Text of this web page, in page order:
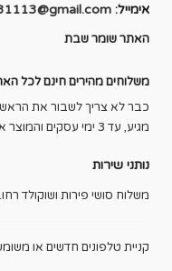
אימייל:
האתר שומר שבת
משלוחים מהירים חינם לכל
כבר לא צריך לשבור את הראש
מגיע, עד 3 ימי עסקים והמוצר אצלך, ללא תוספת תשלום!
נותני שירות
משלוח סושי פירות ושוקולד
קניית טלפונים חדשים או